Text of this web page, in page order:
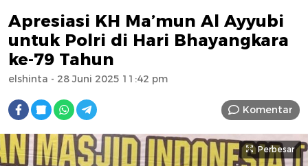
Apresiasi KH Ma’mun Al Ayyubi
untuk Polri di Hari Bhayangkara
ke-79 Tahun
elshinta - 28 Juni 2025 11:42 pm
Komentar
Perbesar